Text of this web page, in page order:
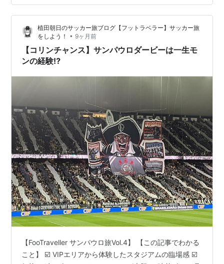
メイラス vs フルミネンセを観戦するため、またもや顔認
証登録のためにクラブオフィスへ突撃！…
植田朝日のサッカー旅ブログ【フットラベラー】サッカー旅
をしよう！
• 9ヶ月前
【コリンチャンス】サンパウロダービーは一生モ
ンの経験⁉️
【FooTraveller サンパウロ旅Vol.4】 【この記事でわかる
こと】 ☑️ VIPエリアから体験したスタジアムの臨場感 ☑️